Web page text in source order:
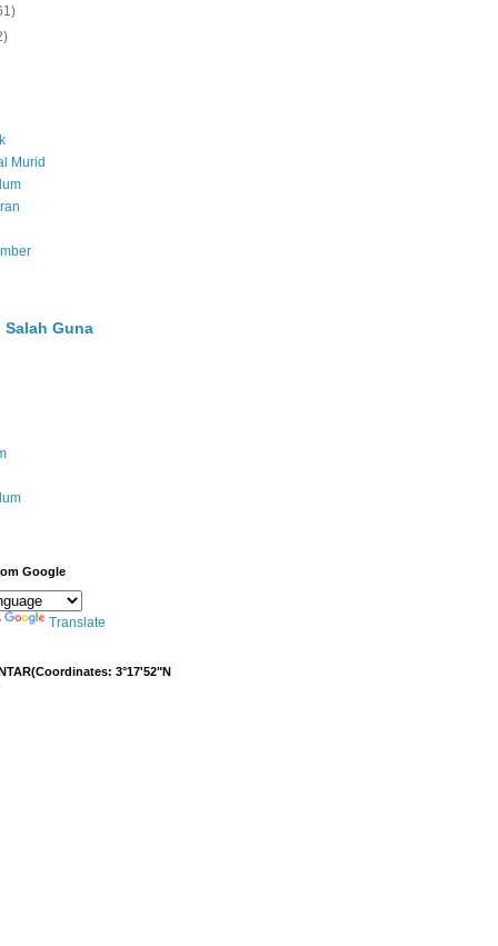
Murid
Guna
Google
Translate
3°17'52"N